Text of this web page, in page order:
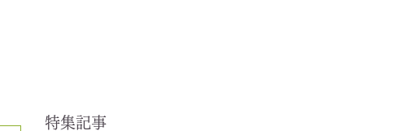
特集記事